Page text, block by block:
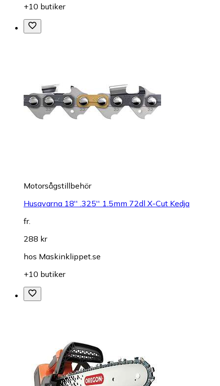
+10 butiker
Motorsågstillbehör
Husqvarna 18'' .325'' 1.5mm 72dl X-Cut Kedja
fr.
288 kr
hos Maskinklippet.se
+10 butiker